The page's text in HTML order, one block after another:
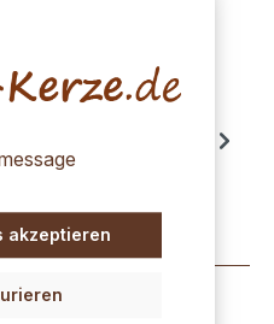
Stabkerze, schräg
Brennqualität,
geei…
akzeptieren